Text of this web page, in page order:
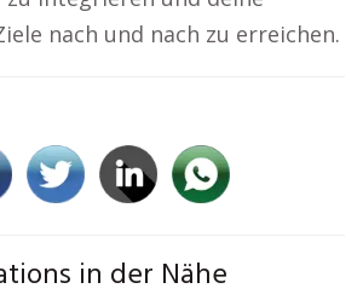
nach und nach zu erreichen.
in der Nähe